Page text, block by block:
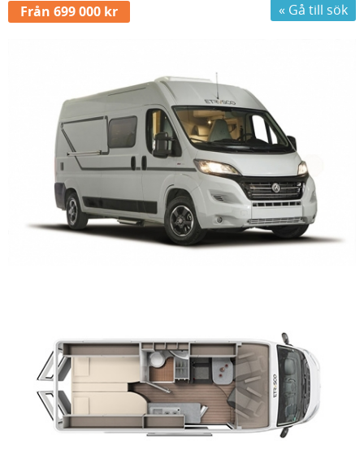
Från 699 000 kr « Gå till sök